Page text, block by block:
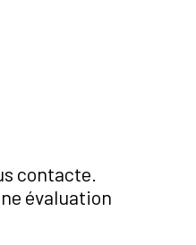
contacte.
évaluation